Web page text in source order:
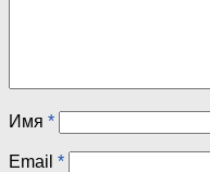
Имя *
Email *